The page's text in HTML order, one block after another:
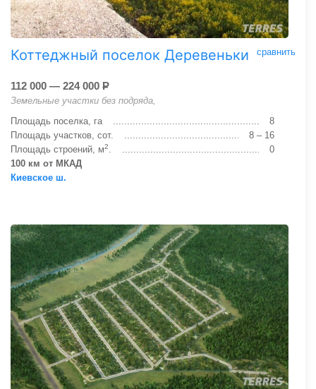
сравнить
Коттеджный поселок Деревеньки
112 000 — 224 000 Р
Земельные участки без подряда,
Площадь поселка, га
8
Площадь участков, сот.
8 – 16
Площадь строений, м2.
0
100 км от МКАД
Киевское ш.